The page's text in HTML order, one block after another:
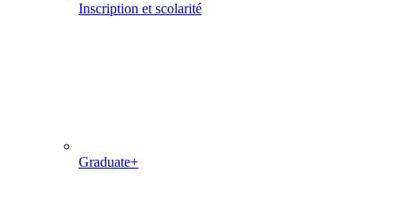
Inscription et scolarité
Graduate+